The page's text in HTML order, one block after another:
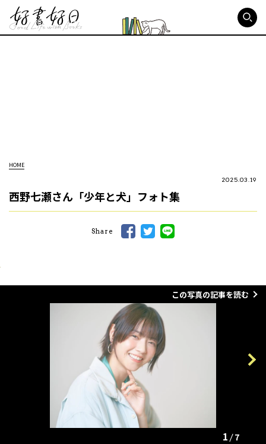
HOME
2025.03.19
西野七瀬さん「少年と犬」フォト集
Share
この写真の記事を読む
Next
1 7